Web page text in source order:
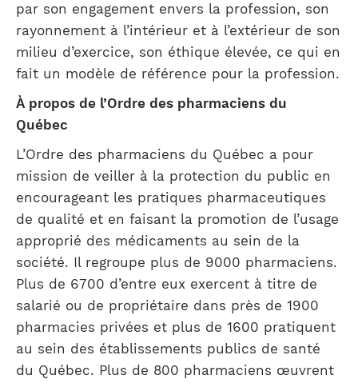
par son engagement envers la profession, son
rayonnement à l’intérieur et à l’extérieur de son
milieu d’exercice, son éthique élevée, ce qui en
fait un modèle de référence pour la profession.
À propos de l’Ordre des pharmaciens du
Québec
L’Ordre des pharmaciens du Québec a pour
mission de veiller à la protection du public en
encourageant les pratiques pharmaceutiques
de qualité et en faisant la promotion de l’usage
approprié des médicaments au sein de la
société. Il regroupe plus de 9000 pharmaciens.
Plus de 6700 d’entre eux exercent à titre de
salarié ou de propriétaire dans près de 1900
pharmacies privées et plus de 1600 pratiquent
au sein des établissements publics de santé
du Québec. Plus de 800 pharmaciens œuvrent